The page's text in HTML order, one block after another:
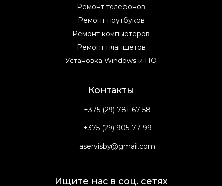
Ремонт телефонов
Ремонт ноутбуков
Ремонт компьютеров
Ремонт планшетов
Установка Windows и ПО
Контакты
+375 (29) 781-67-58
+375 (29) 905-77-99
aservisby@gmail.com
Ищите нас в соц. сетях